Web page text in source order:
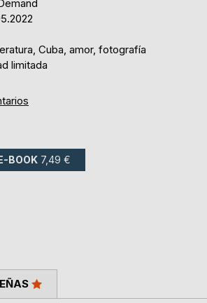
Cuba, amor, fotografía
limitada
BOOK 7,49 €